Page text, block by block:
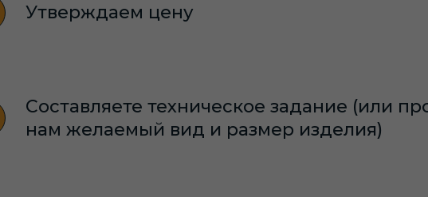
Утверждаем цену
Составляете техническое задание (или
нам желаемый вид и размер изделия)